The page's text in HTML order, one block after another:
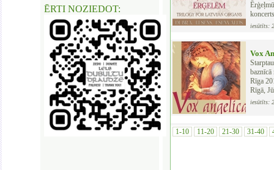
ĒRTI NOZIEDOT:
iesūtīts:
Vox
Rīga
Rīgā,
iesūtīts:
1-10 11-20 21-30 31-40